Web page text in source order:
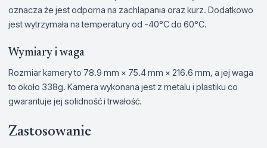
oznacza że jest odporna na zachlapania oraz kurz. Dodatkowo
jest wytrzymała na temperatury od -40°C do 60°C.
Wymiary i waga
Rozmiar kamery to 78.9 mm × 75.4 mm × 216.6 mm, a jej waga
to około 338g. Kamera wykonana jest z metalu i plastiku co
gwarantuje jej solidność i trwałość.
Zastosowanie